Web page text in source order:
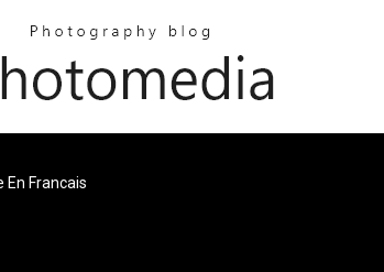
Francais